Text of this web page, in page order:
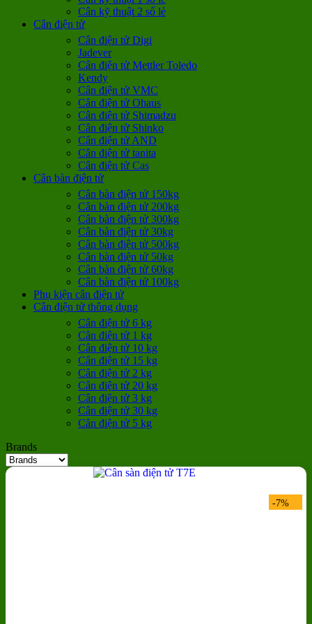
Cân kỹ thuật 2 số lẻ
Cân điện tử
Cân điện tử Digi
Jadever
Cân điện tử Mettler Toledo
Kendy
Cân điện tử VMC
Cân điện tử Ohaus
Cân điện tử Shimadzu
Cân điện tử Shinko
Cân điện tử AND
Cân điện tử tanita
Cân điện tử Cas
Cân bàn điện tử
Cân bàn điện tử 150kg
Cân bàn điện tử 200kg
Cân bàn điện tử 300kg
Cân bàn điện tử 30kg
Cân bàn điện tử 500kg
Cân bàn điện tử 50kg
Cân bàn điện tử 60kg
Cân bàn điện tử 100kg
Phụ kiện cân điện tử
Cân điện tử thông dụng
Cân điện tử 6 kg
Cân điện tử 1 kg
Cân điện tử 10 kg
Cân điện tử 15 kg
Cân điện tử 2 kg
Cân điện tử 20 kg
Cân điện tử 3 kg
Cân điện tử 30 kg
Cân điện tử 5 kg
Brands
-7%